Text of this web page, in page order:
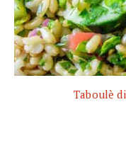
Taboulè